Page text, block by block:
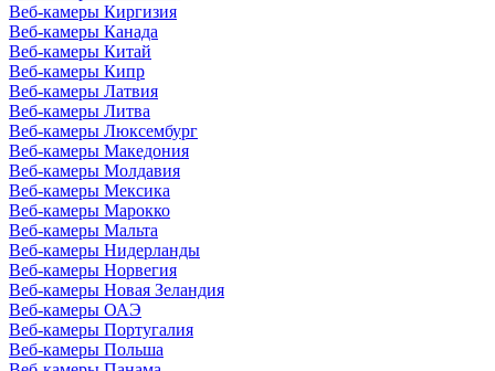
Веб-камеры Киргизия
Веб-камеры Канада
Веб-камеры Китай
Веб-камеры Кипр
Веб-камеры Латвия
Веб-камеры Литва
Веб-камеры Люксембург
Веб-камеры Македония
Веб-камеры Молдавия
Веб-камеры Мексика
Веб-камеры Марокко
Веб-камеры Мальта
Веб-камеры Нидерланды
Веб-камеры Норвегия
Веб-камеры Новая Зеландия
Веб-камеры ОАЭ
Веб-камеры Португалия
Веб-камеры Польша